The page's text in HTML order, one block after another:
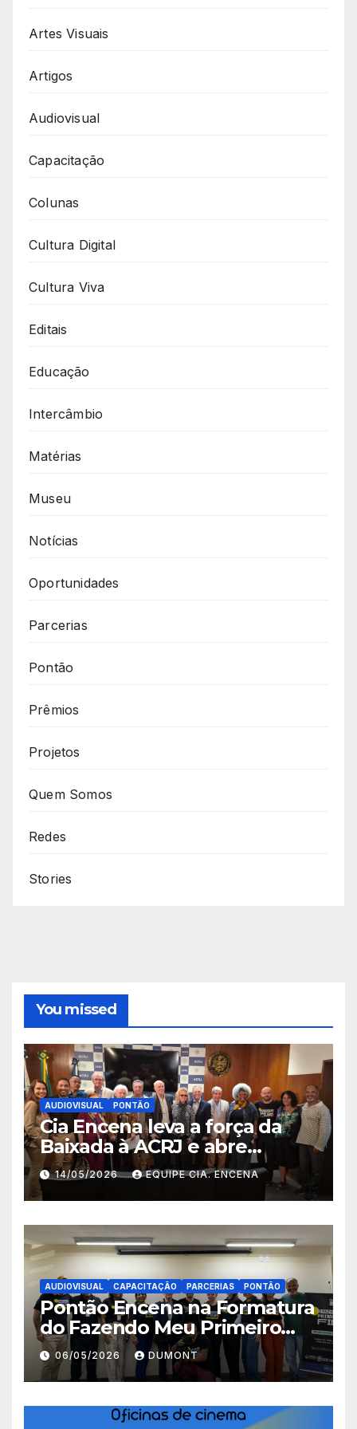
Artes Visuais
Artigos
Audiovisual
Capacitação
Colunas
Cultura Digital
Cultura Viva
Editais
Educação
Intercâmbio
Matérias
Museu
Notícias
Oportunidades
Parcerias
Pontão
Prêmios
Projetos
Quem Somos
Redes
Stories
You missed
AUDIOVISUAL PONTÃO
Cia Encena leva a força da
Baixada à ACRJ e abre
inscrições para a 2ª turma do
Fazendo Meu Primeiro Filme”
em Nova Iguaçu
14/05/2026 EQUIPE CIA. ENCENA
AUDIOVISUAL CAPACITAÇÃO PARCERIAS PONTÃO
Pontão Encena na Formatura
do Fazendo Meu Primeiro
Filme no Degase Belford
Roxo e reforça as inscrições
abertas em Nova Iguaçu
06/05/2026 DUMONT